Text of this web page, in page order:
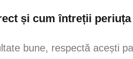
și cum întreții
bune, respectă acești